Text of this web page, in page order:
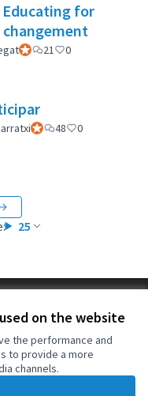
on the website
the performance and
to provide a more
channels.
Educating for
changement
Official participant
21 0
Official participant
48 0
25
el idioma